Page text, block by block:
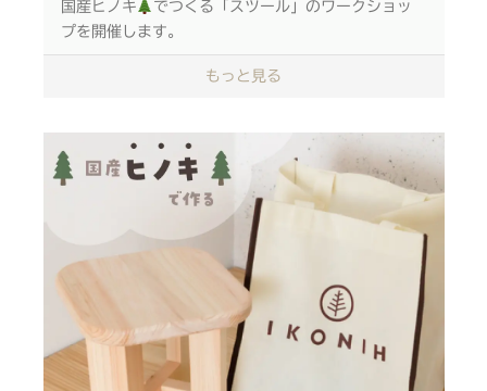
ムックのユーモアあふれるMCとともに、森のこと、
未来のこと、万博のことを一緒に考えてみませんか？
配信詳細
「ムックとおしゃべりですぞ～ -大阪・関西万博と
SDGs-」
『西尾レントオール 公式YouTubeチャンネル』に
て、プレミア公開！
＜＜視聴はこちら＞＞
プレミア公開日時：5月17日（水）お昼12：00～
※配信後は、過去のライブ配信として同ページにてご
視聴可能です。
国産ヒノキ
でつくる「スツール」のワークショッ
プを開催します。
刃物を使わず、接着剤とゴムハンマーで制作するた
いただけます。
やすりで木を削り上げる過程では、ヒノキのいい香り
に包まれながら、木工体験が楽しめます。
自分自身の手で作ったスツールは愛着が湧き、ものを
大切にする気持ちを育みます。
また、スツールは椅子として座るだけでなく、観葉植
物を置くスタンドやサイドテーブルとしても利用でき
るため、長く愛用いただけます。
松坂屋で日本の森林やSDGsなど環境についても考
もっと見る